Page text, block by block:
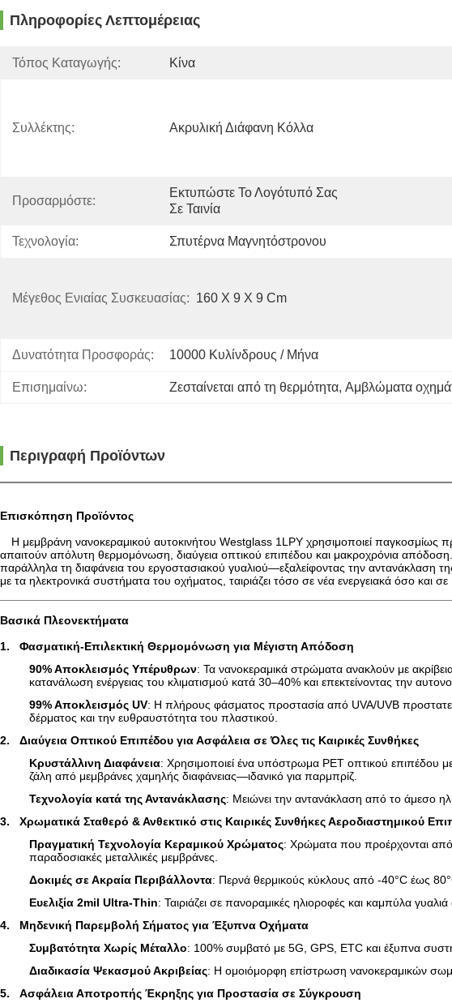
Πληροφορίες Λεπτομέρειας
Τόπος Καταγωγής: Κίνα
Συλλέκτης: Ακρυλική Διάφανη Κόλλα
Προσαρμόστε:
Εκτυπώστε Το Λογότυπό Σας
Σε Ταινία
Τεχνολογία: Σπυτέρνα Μαγνητόστρονου
Μέγεθος Ενιαίας Συσκευασίας: 160 X 9 X 9 Cm
Δυνατότητα Προσφοράς: 10000 Κυλίνδρους / Μήνα
Επισημαίνω: Ζεσταίνεται από τη θερμότητα, Αμβλώματα
Περιγραφή Προϊόντων
Επισκόπηση Προϊόντος
Η μεμβράνη νανοκεραμικού αυτοκινήτου Westglass 1LPY χρησιμοποιεί παγκοσμίως
απαιτούν απόλυτη θερμομόνωση, διαύγεια οπτικού επιπέδου και μακροχρόνια
παράλληλα τη διαφάνεια του εργοστασιακού γυαλιού—εξαλείφοντας την αντανάκλαση
με τα ηλεκτρονικά συστήματα του οχήματος, ταιριάζει τόσο σε νέα ενεργειακά όσο και
Βασικά Πλεονεκτήματα
1.
Φασματική-Επιλεκτική Θερμομόνωση για Μέγιστη Απόδοση
90% Αποκλεισμός Υπέρυθρων: Τα νανοκεραμικά στρώματα ανακλούν με
κατανάλωση ενέργειας του κλιματισμού κατά 30–40% και επεκτείνοντας την
99% Αποκλεισμός UV: Η πλήρους φάσματος προστασία από UVA/UVB
δέρματος και την ευθραυστότητα του πλαστικού.
2.
Διαύγεια Οπτικού Επιπέδου για Ασφάλεια σε Όλες τις Καιρικές Συνθήκες
Κρυστάλλινη Διαφάνεια: Χρησιμοποιεί ένα υπόστρωμα PET οπτικού επιπέδου
ζάλη από μεμβράνες χαμηλής διαφάνειας—ιδανικό για παρμπρίζ.
Τεχνολογία κατά της Αντανάκλασης: Μειώνει την αντανάκλαση από το άμεσο
3.
Χρωματικά Σταθερό & Ανθεκτικό στις Καιρικές Συνθήκες Αεροδιαστημικού
Πραγματική Τεχνολογία Κεραμικού Χρώματος: Χρώματα που προέρχονται από
παραδοσιακές μεταλλικές μεμβράνες.
Δοκιμές σε Ακραία Περιβάλλοντα: Περνά θερμικούς κύκλους από -40°C έως
Ευελιξία 2mil Ultra-Thin: Ταιριάζει σε πανοραμικές ηλιοροφές και καμπύλα
4.
Μηδενική Παρεμβολή Σήματος για Έξυπνα Οχήματα
Συμβατότητα Χωρίς Μέταλλο: 100% συμβατό με 5G, GPS, ETC και έξυπνα
Διαδικασία Ψεκασμού Ακριβείας: Η ομοιόμορφη επίστρωση νανοκεραμικών
5.
Ασφάλεια Αποτροπής Έκρηξης για Προστασία σε Σύγκρουση